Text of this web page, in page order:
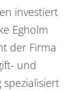
investiert
Egholm
der Firma
und